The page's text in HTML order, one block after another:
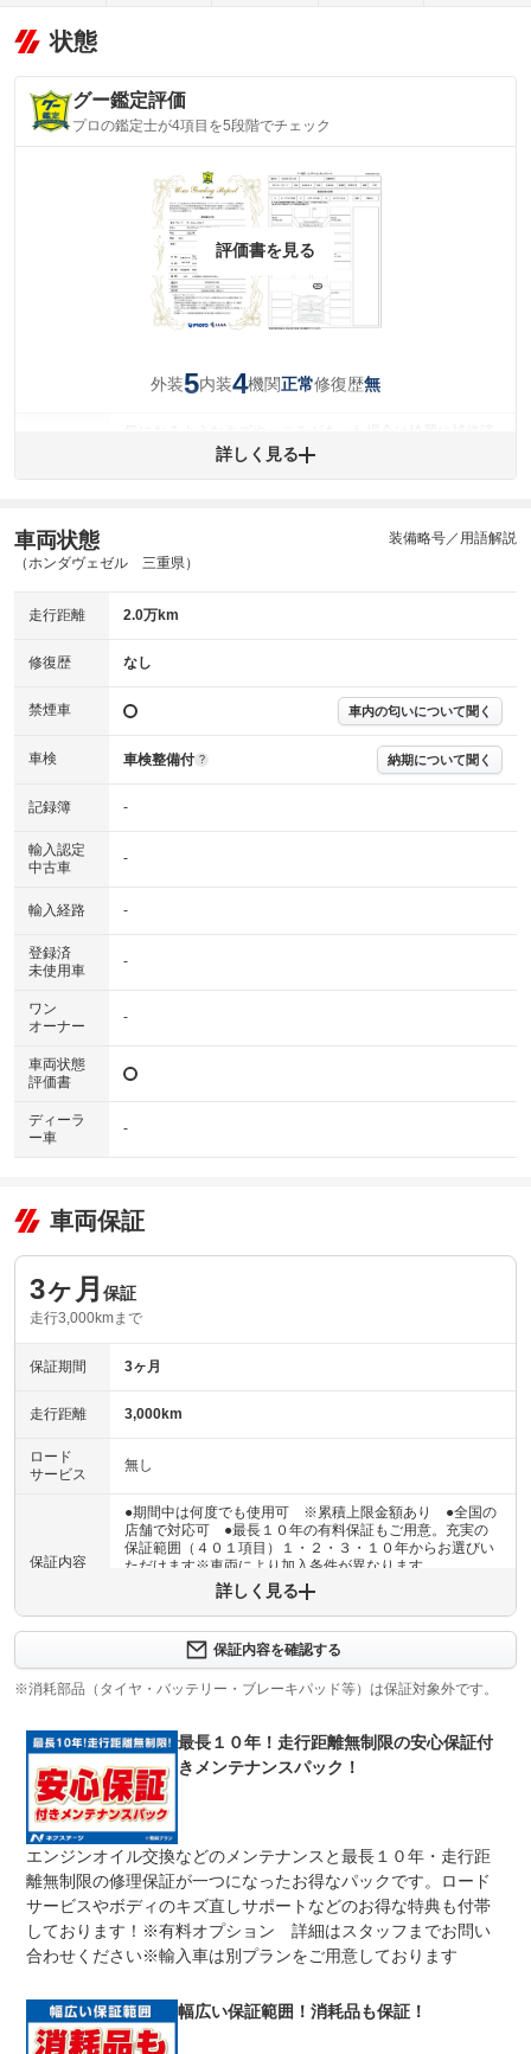
状態
グー鑑定評価
プロの鑑定士が4項目を5段階でチェック
評価書を見る
外装5内装4機関正常修復歴無
みですが、 小さなキズやヘコミが残っている場合もありま
内装
(内装状態)
下さい。
および表示項目が異なる場合がございます。
※グー鑑定の評価はあくまでも記載している鑑定日の鑑定結果となりま
詳しく見る
車両状態
（ホンダヴェゼル 三重県）
装備略号／用語解説
走行距離 2.0万km
修復歴 なし
禁煙車 車内の匂いについて聞く
車検 車検整備付 ? 納期について聞く
記録簿 -
輸入認定
中古車
-
輸入経路 -
登録済
未使用車
-
ワン
オーナー
-
車両状態
評価書
ディーラ
ー車
-
車両保証
3ヶ月 保証
走行3,000kmまで
保証期間 3ヶ月
走行距離 3,000km
ロード
サービス
無し
保証内容
●期間中は何度でも使用可 ※累積上限金額あり ●全国の
店舗で対応可 ●最長１０年の有料保証もご用意。充実の
保証範囲（４０１項目）１・２・３・１０年からお選びい
ただけます※車両により加入条件が異なります
保証項目
３ヶ月・３０００ｋｍ以内ならエンジン、トランスミッシ
ョン、ハイブリッド、ステアリング、ブレーキの各機構に
おける主要項目を無償修理（または交換）いたします。
修理回数 無制限
上限金額
車両本体価格
期間中は何度でも修理可能！修理金額は車両本体価格の１
００％までしっかり保証します。車両本体価格５０万円以
下の場合は５０万円まで保証します。
免責金
無し
保証修理の対象となる場合は、お客様の費用負担は一切ご
ざいません。
保証修理
受付先
全国のネクステージで受付可能！ご遠方でネクステージに
持ち込めないお客様も保証修理はお受け頂けます。詳細
法定整備
整備付 法定12ヶ月または法定24ヶ月点検整備付
※車検なし・車検整備付の場合は法定24ヶ月点検整備付
※商用車は6ヶ月または12ヶ月点検整備付
詳しく見る
保証内容を確認する
※消耗部品（タイヤ・バッテリー・ブレーキパッド等）は保証対象外です。
最長１０年！走行距離無制限の安心保証付
きメンテナンスパック！
エンジンオイル交換などのメンテナンスと最長１０年・走行距
離無制限の修理保証が一つになったお得なパックです。ロード
サービスやボディのキズ直しサポートなどのお得な特典も付帯
しております！※有料オプション 詳細はスタッフまでお問い
合わせください※輸入車は別プランをご用意しております
幅広い保証範囲！消耗品も保証！